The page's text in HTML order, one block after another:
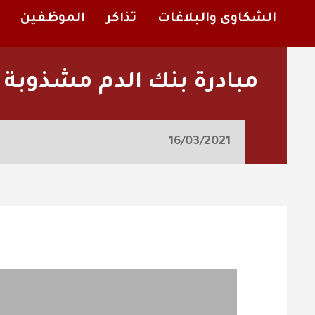
الشكاوى والبلاغات تذاكر الموظفين
مبادرة بنك الدم مشذوبة
16/03/2021